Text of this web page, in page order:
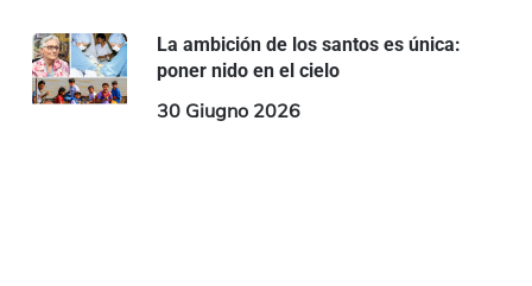
La ambición de los santos es única:
poner nido en el cielo
30 Giugno 2026